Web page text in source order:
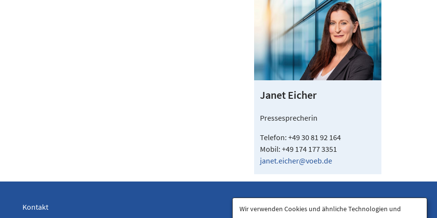
Janet Eicher
Pressesprecherin
Telefon: +49 30 81 92 164
Mobil: +49 174 177 3351
janet.eicher@voeb.de
Kontakt
Wir verwenden Cookies und ähnliche Technologien und